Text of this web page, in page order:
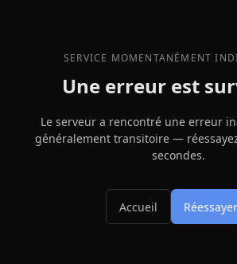
SERVICE MOMENTANÉMENT
Une erreur est
Le serveur a rencontré une erreur
généralement transitoire —
secondes.
Accueil Réessayer